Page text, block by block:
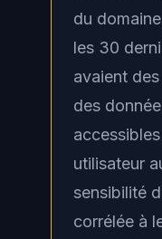
du
les 30
avaient
des
utilisateur
sensibilité
corrélée à